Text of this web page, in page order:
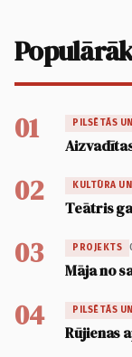
01 PILSĒTĀS
02 KULTŪRA
Teātris
03 PROJEKTS
Māja no
04 PILSĒTĀS
Rūjienas